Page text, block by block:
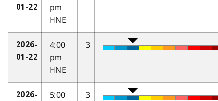
01-22
pm
HNE
2026-
01-22
4:00
pm
HNE
3
2026-
5:00
3